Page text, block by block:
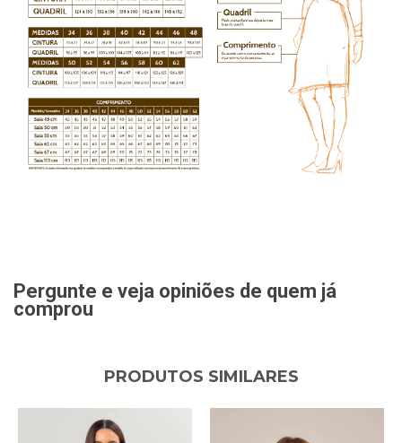
Pergunte e veja opiniões de quem já
comprou
PRODUTOS SIMILARES